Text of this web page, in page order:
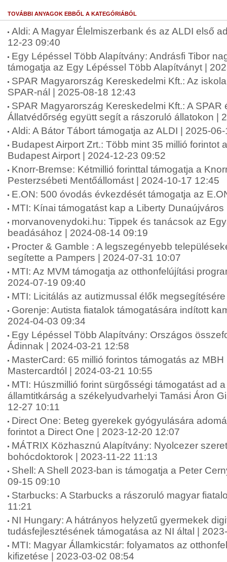
TOVÁBBI ANYAGOK EBBŐL A KATEGÓRIÁBÓL
Aldi: A Magyar Élelmiszerbank és az ALDI első
12-23 09:40
Egy Lépéssel Több Alapítvány: Andrásfi Tibor
támogatja az Egy Lépéssel Több Alapítványt |
SPAR Magyarország Kereskedelmi Kft.: Az
SPAR-nál | 2025-08-18 12:43
SPAR Magyarország Kereskedelmi Kft.: A SPAR
Állatvédőrség együtt segít a rászoruló állatokon |
Aldi: A Bátor Tábort támogatja az ALDI | 2025-
Budapest Airport Zrt.: Több mint 35 millió forintot
Budapest Airport | 2024-12-23 09:52
Knorr-Bremse: Kétmillió forinttal támogatja a
Pesterzsébeti Mentőállomást | 2024-10-17 12:45
E.ON: 500 óvodás évkezdését támogatja az
MTI: Kínai támogatást kap a Liberty
morvanovenydoki.hu: Tippek és tanácsok az
beadásához | 2024-08-14 09:19
Procter & Gamble : A legszegényebb
segítette a Pampers | 2024-07-31 10:07
MTI: Az MVM támogatja az otthonfelújítási
2024-07-19 09:40
MTI: Licitálás az autizmussal élők
Gorenje: Autista fiatalok támogatására indított
2024-04-03 09:34
Egy Lépéssel Több Alapítvány: Országos
Ádinnak | 2024-03-21 12:58
MasterCard: 65 millió forintos támogatás az
Mastercardtól | 2024-03-21 10:55
MTI: Húszmillió forint sürgősségi támogatást ad
államtitkárság a székelyudvarhelyi Tamási Áron
12-27 10:11
Direct One: Beteg gyerekek gyógyulására
forintot a Direct One | 2023-12-20 12:07
MÁTRIX Közhasznú Alapítvány: Nyolcezer
bohócdoktorok | 2023-11-22 11:13
Shell: A Shell 2023-ban is támogatja a Peter
09-15 09:10
Starbucks: A Starbucks a rászoruló magyar
11:21
NI Hungary: A hátrányos helyzetű gyermekek
tudásfejlesztésének támogatása az NI által |
MTI: Magyar Államkicstár: folyamatos az
kifizetése | 2023-03-02 08:54